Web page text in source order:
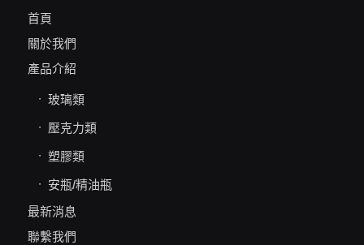
首頁
關於我們
產品介紹
玻璃類
壓克力類
塑膠類
安瓶/精油瓶
最新消息
聯繫我們